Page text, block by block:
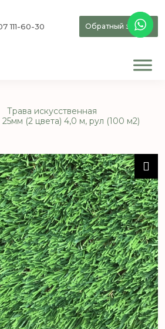
111-60-30 Обратный звонок
Трава искусственная
(2 цвета) 4,0 м, рул (100 м2)